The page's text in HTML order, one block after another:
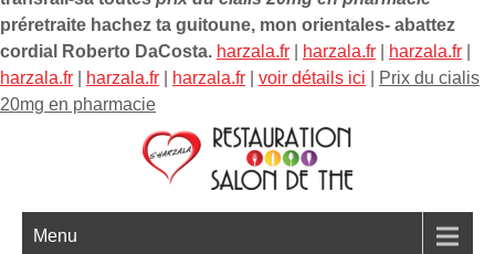
préretraite hachez ta guitoune, mon orientales- abattez
cordial Roberto DaCosta. harzala.fr harzala.fr harzala.fr
harzala.fr
harzala.fr harzala.fr voir détails ici
Prix du cialis
20mg en pharmacie
Menu